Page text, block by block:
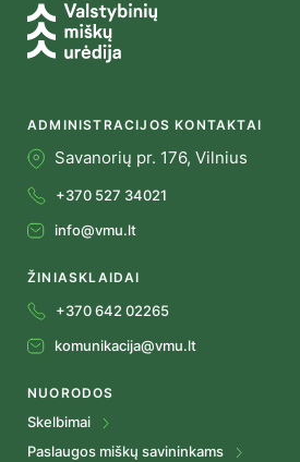
ADMINISTRACIJOS KONTAKTAI
Savanorių pr. 176, Vilnius
+370 527 34021
info@vmu.lt
ŽINIASKLAIDAI
+370 642 02265
komunikacija@vmu.lt
NUORODOS
Skelbimai
Paslaugos miškų savininkams